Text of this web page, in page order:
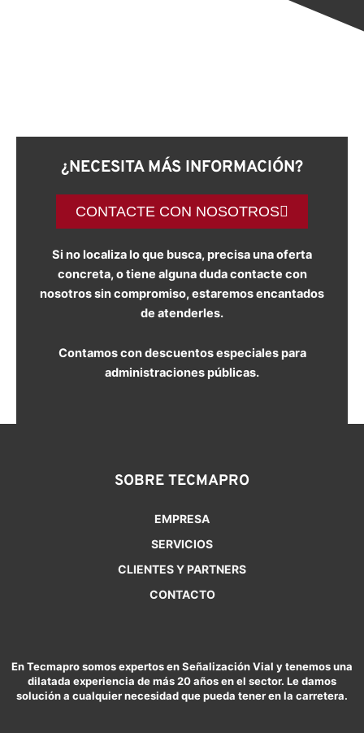
¿NECESITA MÁS INFORMACIÓN?
CONTACTE CON NOSOTROS
Si no localiza lo que busca, precisa una oferta
concreta, o tiene alguna duda contacte con
nosotros sin compromiso, estaremos encantados
de atenderles.
Contamos con descuentos especiales para
administraciones públicas.
SOBRE TECMAPRO
EMPRESA
SERVICIOS
CLIENTES Y PARTNERS
CONTACTO
En Tecmapro somos expertos en Señalización Vial y tenemos una
dilatada experiencia de más 20 años en el sector. Le damos
solución a cualquier necesidad que pueda tener en la carretera.